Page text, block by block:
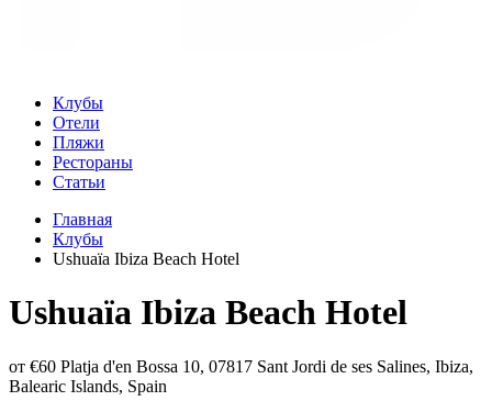
Клубы
Отели
Пляжи
Рестораны
Статьи
Главная
Клубы
Ushuaïa Ibiza Beach Hotel
Ushuaïa Ibiza Beach Hotel
от €60 Platja d'en Bossa 10, 07817 Sant Jordi de ses Salines, Ibiza,
Balearic Islands, Spain